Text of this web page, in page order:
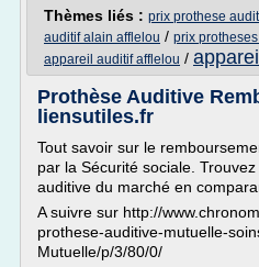
Thèmes liés : prix prothese
auditif alain afflelou / prix
appareil auditif afflelou /
Prothèse Auditive
liensutiles.fr
Tout savoir sur le
par la Sécurité sociale.
auditive du marché en
A suivre sur http://
prothese-auditive-mutuelle-
Mutuelle/p/3/80/0/